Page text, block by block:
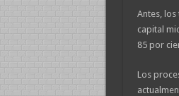
Antes,
capital
85 por
Los